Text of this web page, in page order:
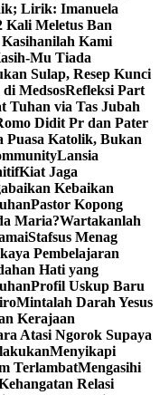
Lirik: Imanuela
Kali Meletus Ban
Kami
Mu Tiada
Sulap, Resep Kunci
MedsosRefleksi Part
Tuhan via Tas Jubah
Didit Pr dan Pater
Katolik, Bukan
Lansia
Kiat Jaga
Kebaikan
Pastor Kopong
Maria?Wartakanlah
Stafsus Menag
Pembelajaran
Hati yang
Profil Uskup Baru
Mintalah Darah Yesus
Kerajaan
Atasi Ngorok Supaya
Menyikapi
TerlambatMengasihi
Relasi